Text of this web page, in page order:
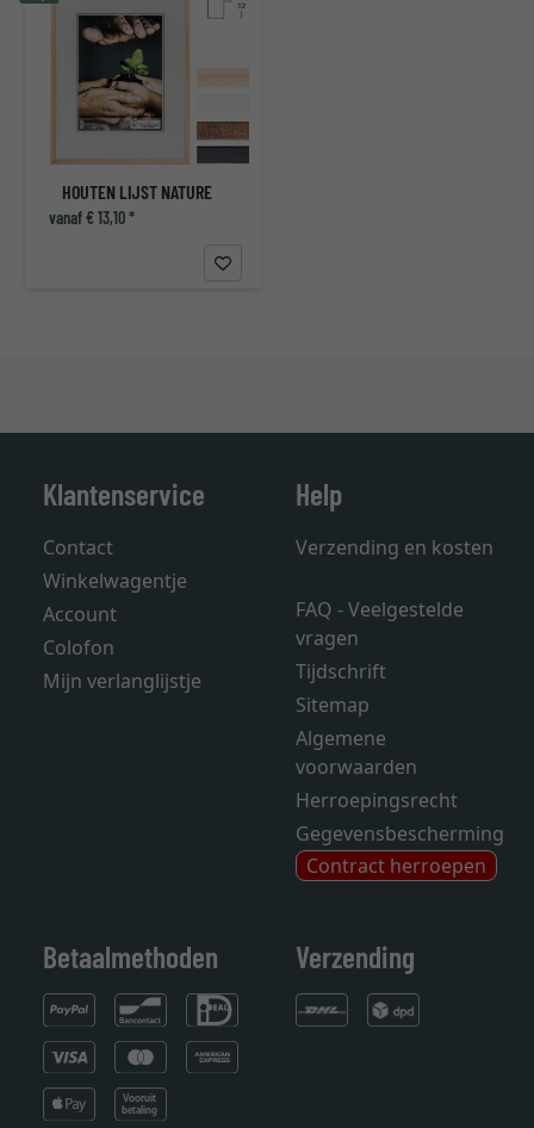
HOUTEN LIJST NATURE
vanaf € 13,10 *
Klantenservice
Contact
Winkelwagentje
Account
Colofon
Mijn verlanglijstje
Help
Verzending en kosten
FAQ - Veelgestelde
vragen
Tijdschrift
Sitemap
Algemene
voorwaarden
Herroepingsrecht
Gegevensbescherming
Contract herroepen
Betaalmethoden Verzending